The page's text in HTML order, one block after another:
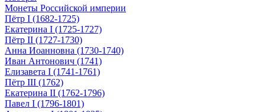
Монеты Российской империи
Пётр I (1682-1725)
Екатерина I (1725-1727)
Пётр II (1727-1730)
Анна Иоанновна (1730-1740)
Иван Антонович (1741)
Елизавета I (1741-1761)
Пётр III (1762)
Екатерина II (1762-1796)
Павел I (1796-1801)